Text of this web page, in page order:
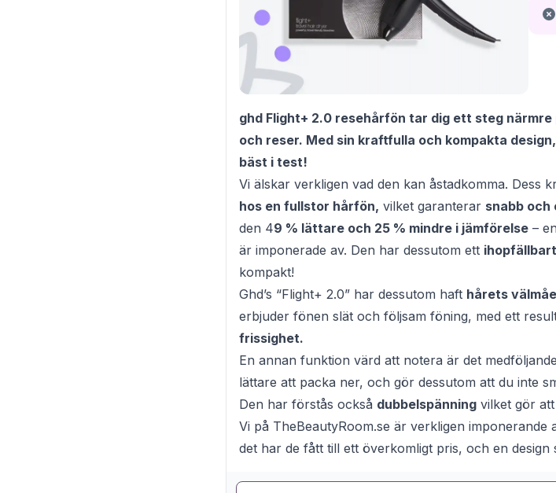
ghd Flight+ 2.0 resehårfön tar dig ett steg
och reser. Med sin kraftfulla och kompakta
bäst i test!
Vi älskar verkligen vad den kan åstadkomma. Dess
hos en fullstor hårfön, vilket garanterar snabb
den 49 % lättare och 25 % mindre i jämförelse –
är imponerade av. Den har dessutom ett
kompakt!
Ghd’s “Flight+ 2.0” har dessutom haft hårets
erbjuder fönen slät och följsam föning, med ett
frissighet.
En annan funktion värd att notera är det medföljande
lättare att packa ner, och gör dessutom att du inte
Den har förstås också dubbelspänning vilket gör
Vi på TheBeautyRoom.se är verkligen
det har de fått till ett överkomligt pris, och en